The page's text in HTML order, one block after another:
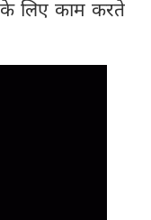
लिए काम करते